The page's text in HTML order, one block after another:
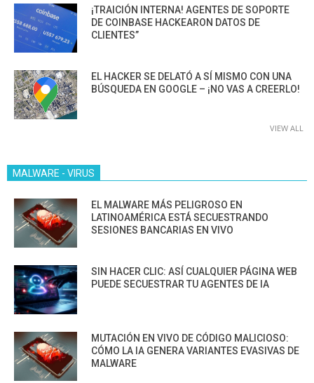
¡TRAICIÓN INTERNA! AGENTES DE SOPORTE
DE COINBASE HACKEARON DATOS DE
CLIENTES”
EL HACKER SE DELATÓ A SÍ MISMO CON UNA
BÚSQUEDA EN GOOGLE – ¡NO VAS A CREERLO!
VIEW ALL
MALWARE - VIRUS
EL MALWARE MÁS PELIGROSO EN
LATINOAMÉRICA ESTÁ SECUESTRANDO
SESIONES BANCARIAS EN VIVO
SIN HACER CLIC: ASÍ CUALQUIER PÁGINA WEB
PUEDE SECUESTRAR TU AGENTES DE IA
MUTACIÓN EN VIVO DE CÓDIGO MALICIOSO:
CÓMO LA IA GENERA VARIANTES EVASIVAS DE
MALWARE